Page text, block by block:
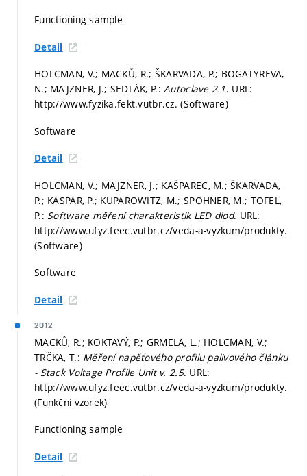
Functioning sample
Detail
HOLCMAN, V.; MACKŮ, R.; ŠKARVADA, P.; BOGATYREVA,
N.; MAJZNER, J.; SEDLÁK, P.:Autoclave 2.1. URL:
http://www.fyzika.fekt.vutbr.cz. (Software)
Software
Detail
HOLCMAN, V.; MAJZNER, J.; KAŠPAREC, M.; ŠKARVADA,
P.; KASPAR, P.; KUPAROWITZ, M.; SPOHNER, M.; TOFEL,
P.: Software měření charakteristik LED diod. URL:
http://www.ufyz.feec.vutbr.cz/veda-a-vyzkum/produkty.
(Software)
Software
Detail
2012
MACKŮ, R.; KOKTAVÝ, P.; GRMELA, L.; HOLCMAN, V.;
TRČKA, T.: Měření napěťového profilu palivového článku
- Stack Voltage Profile Unit v. 2.5. URL:
http://www.ufyz.feec.vutbr.cz/veda-a-vyzkum/produkty.
(Funkční vzorek)
Functioning sample
Detail